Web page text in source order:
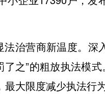
法治营商新温度。
了之”的粗放执法模
大限度减少执法行